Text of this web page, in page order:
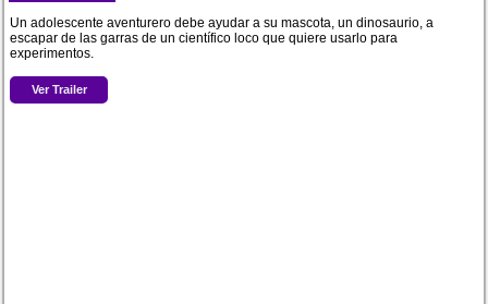
Un adolescente aventurero debe ayudar a su mascota, un dinosaurio, a
escapar de las garras de un científico loco que quiere usarlo para
experimentos.
Ver Trailer